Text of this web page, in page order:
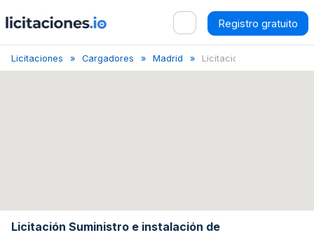
Registro gratuito
Licitaciones Cargadores Madrid Licitación Suministr...
Licitación Suministro e instalación de